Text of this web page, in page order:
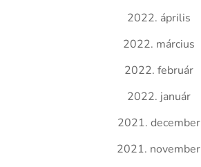
2022. április
2022. március
2022. február
2022. január
2021. december
2021. november